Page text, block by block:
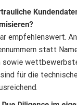
empfehlenswert.
statt
sowie
für die